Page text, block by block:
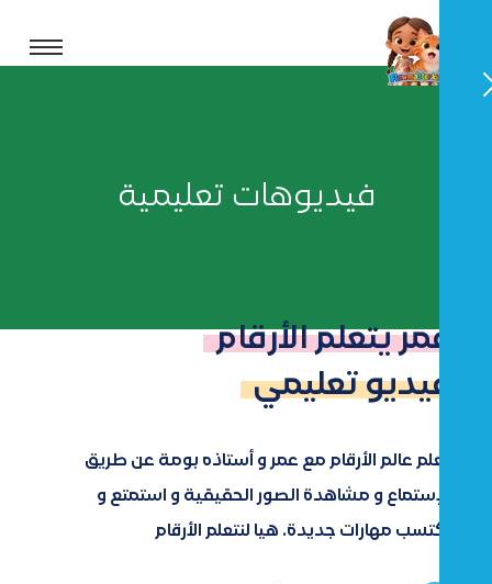
فيديوهات تعليمية
عمر يتعلم الأرقام
فيديو تعليمي
تعلم عالم الأرقام مع عمر و أستاذه بومة عن طريق
الإستماع و مشاهدة الصور الحقيقية و استمتع و
اكتسب مهارات جديدة. هيا لنتعلم الأرقام